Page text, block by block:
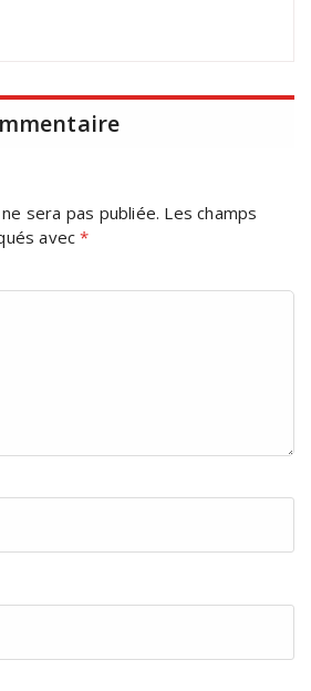
sera pas publiée. Les champs
avec*